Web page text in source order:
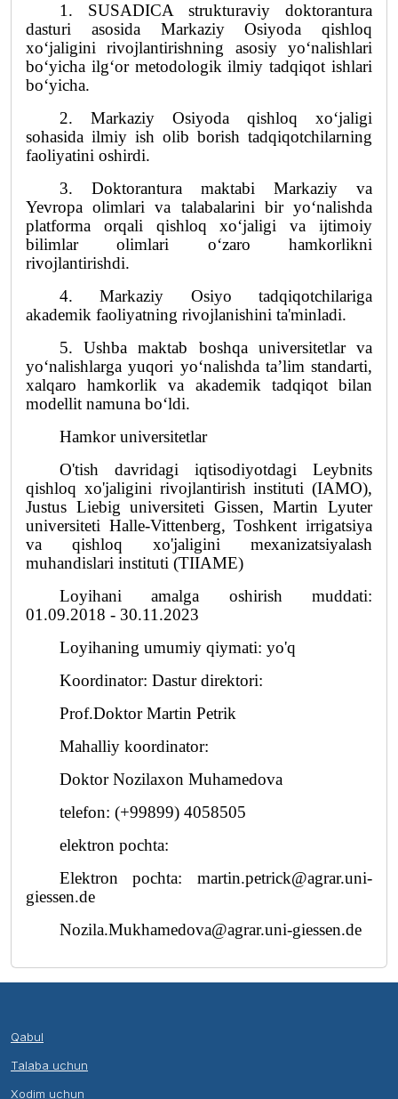
1. SUSADICA strukturaviy doktorantura
dasturi asosida Markaziy Osiyoda qishloq
xo‘jaligini rivojlantirishning asosiy yo‘nalishlari
bo‘yicha ilg‘or metodologik ilmiy tadqiqot ishlari
bo‘yicha.
2. Markaziy Osiyoda qishloq xo‘jaligi
sohasida ilmiy ish olib borish tadqiqotchilarning
faoliyatini oshirdi.
3. Doktorantura maktabi Markaziy va
Yevropa olimlari va talabalarini bir yo‘nalishda
platforma orqali qishloq xo‘jaligi va ijtimoiy
bilimlar olimlari o‘zaro hamkorlikni
rivojlantirishdi.
4. Markaziy Osiyo tadqiqotchilariga
akademik faoliyatning rivojlanishini ta'minladi.
5. Ushba maktab boshqa universitetlar va
yo‘nalishlarga yuqori yo‘nalishda ta’lim standarti,
xalqaro hamkorlik va akademik tadqiqot bilan
modellit namuna bo‘ldi.
Hamkor universitetlar
O'tish davridagi iqtisodiyotdagi Leybnits
qishloq xo'jaligini rivojlantirish instituti (IAMO),
Justus Liebig universiteti Gissen, Martin Lyuter
universiteti Halle-Vittenberg, Toshkent irrigatsiya
va qishloq xo'jaligini mexanizatsiyalash
muhandislari instituti (TIIAME)
Loyihani amalga oshirish muddati:
01.09.2018 - 30.11.2023
Loyihaning umumiy qiymati: yo'q
Koordinator: Dastur direktori:
Prof.Doktor Martin Petrik
Mahalliy koordinator:
Doktor Nozilaxon Muhamedova
telefon: (+99899) 4058505
elektron pochta:
Elektron pochta: martin.petrick@agrar.uni-
giessen.de
Nozila.Mukhamedova@agrar.uni-giessen.de
Qabul
Talaba uchun
Xodim uchun